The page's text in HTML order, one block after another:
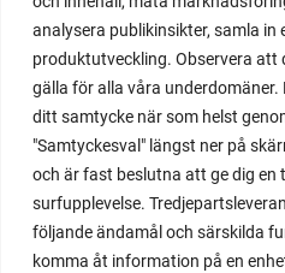
analysera publikinsikter, samla in
produktutveckling. Observera
gälla för alla våra underdomäner.
ditt samtycke när som helst
"Samtyckesval" längst ner på
och är fast beslutna att ge dig en
surfupplevelse.
följande ändamål och särskilda
komma åt information på en
malou efter tio
mangold
märgärt
märgärter
markduk
marmelad
mars
marsvin